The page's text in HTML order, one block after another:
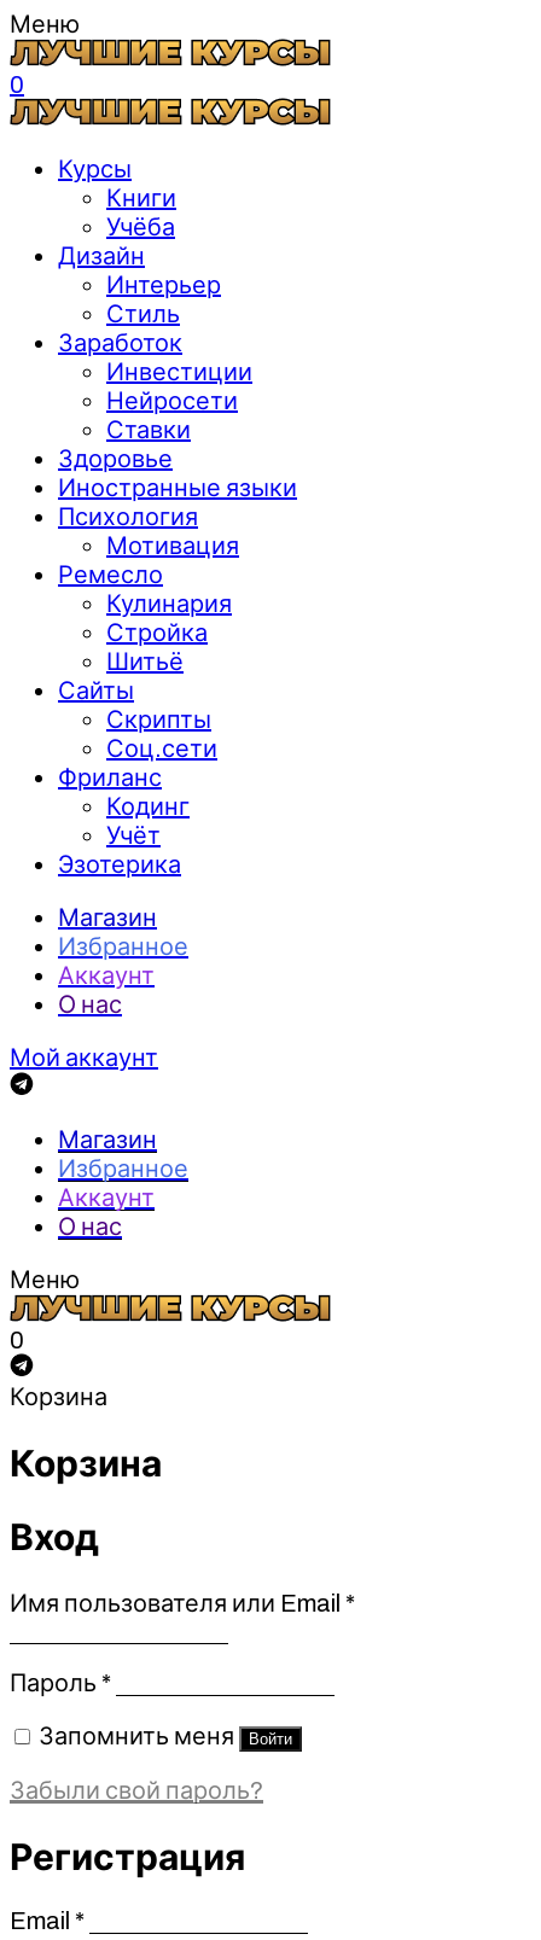
Меню
0
Курсы
Книги
Учёба
Дизайн
Интерьер
Стиль
Заработок
Инвестиции
Нейросети
Ставки
Здоровье
Иностранные языки
Психология
Мотивация
Ремесло
Кулинария
Стройка
Шитьё
Сайты
Скрипты
Соц.сети
Фриланс
Кодинг
Учёт
Эзотерика
Магазин
Избранное
Аккаунт
О нас
Мой аккаунт
Магазин
Избранное
Аккаунт
О нас
Меню
0
Корзина
Корзина
Вход
Имя пользователя или Email *Обязательно
Пароль *Обязательно
Запомнить меня Войти
Забыли свой пароль?
Регистрация
Email *Обязательно